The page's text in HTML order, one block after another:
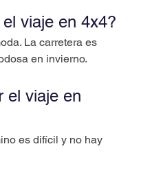
viaje en 4x4?
La carretera es
en invierno.
el viaje en
es difícil y no hay